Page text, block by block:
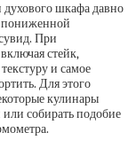
шкафа давно
пониженной
При
стейк,
и самое
Для этого
кулинары
собирать подобие